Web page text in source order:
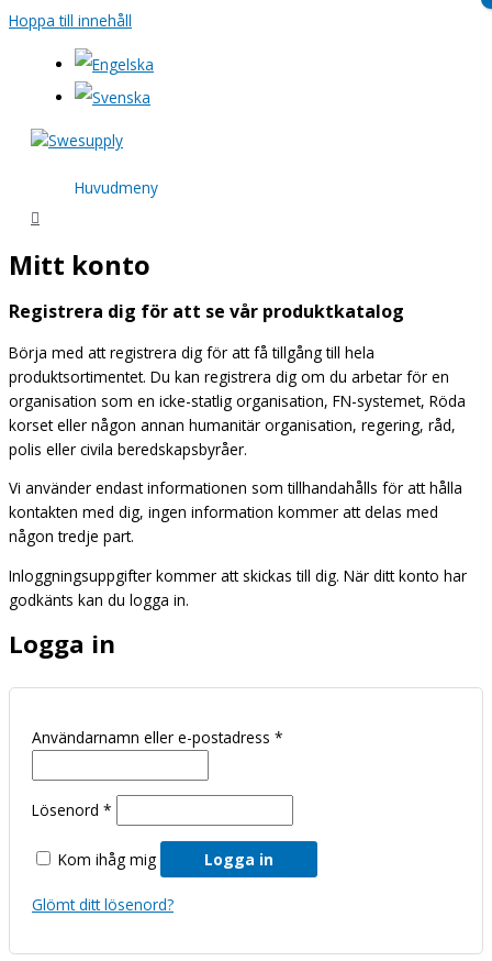
Hoppa till innehåll
Huvudmeny
Mitt konto
Registrera dig för att se vår produktkatalog
Börja med att registrera dig för att få tillgång till hela
produktsortimentet. Du kan registrera dig om du arbetar för en
organisation som en icke-statlig organisation, FN-systemet, Röda
korset eller någon annan humanitär organisation, regering, råd,
polis eller civila beredskapsbyråer.
Vi använder endast informationen som tillhandahålls för att hålla
kontakten med dig, ingen information kommer att delas med
någon tredje part.
Inloggningsuppgifter kommer att skickas till dig. När ditt konto har
godkänts kan du logga in.
Logga in
Användarnamn eller e-postadress *
Lösenord *
Kom ihåg mig Logga in
Glömt ditt lösenord?